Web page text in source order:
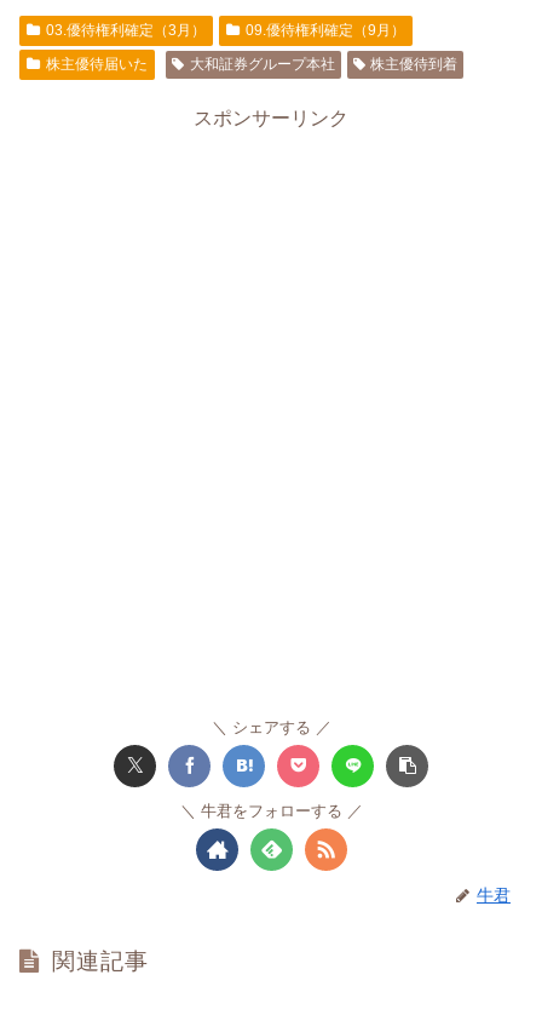
03.優待権利確定（3月）
09.優待権利確定（9月）
株主優待届いた
大和証券グループ本社 株主優待到着
スポンサーリンク
シェアする
牛君をフォローする
牛君
関連記事